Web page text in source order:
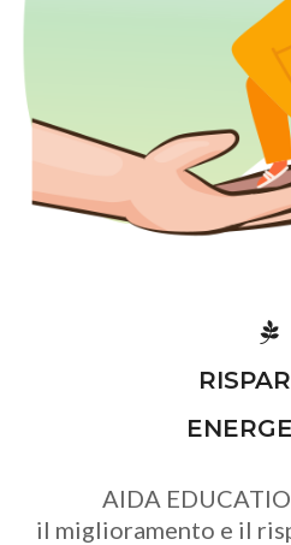
AIDA
il miglioramento e il